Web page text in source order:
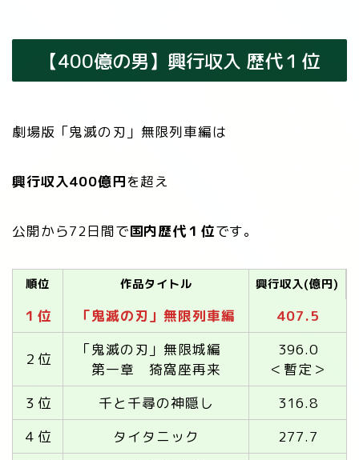
【400億の男】興行収入 歴代１位
劇場版「鬼滅の刃」無限列車編は
興行収入400億円を超え
公開から72日間で国内歴代１位です。
順位 作品タイトル 興行収入(億円)
１位 「鬼滅の刃」無限列車編 407.5
２位
「鬼滅の刃」無限城編
第一章 猗窩座再来
396.0
＜暫定＞
３位
千と千尋の神隠し
316.8
４位
タイタニック
277.7